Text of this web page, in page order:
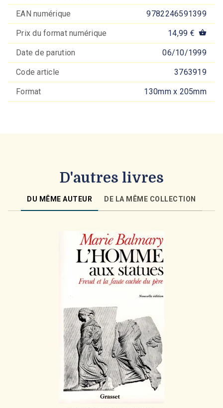
EAN numérique 9782246591399
Prix du format numérique 14,99 € shopping_basket
Date de parution 06/10/1999
Code article 3763919
Format 130mm x 205mm
D'autres livres
DU MÊME AUTEUR DE LA MÊME COLLECTION